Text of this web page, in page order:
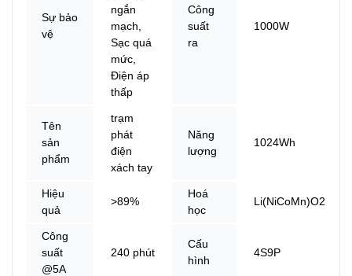
Sự bảo
vệ
ngắn
mạch,
Sạc quá
mức,
Điện áp
thấp
Công
suất
ra
1000W
Tên
sản
phẩm
trạm
phát
điện
xách tay
Năng
lượng
1024Wh
Hiệu
quả
>89%
Hoá
học
Li(NiCoMn)O2
Công
suất
@5A
240 phút
Cấu
hình
4S9P